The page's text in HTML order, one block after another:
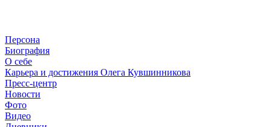
Персона
Биография
О себе
Карьера и достижения Олега Кувшинникова
Пресс-центр
Новости
Фото
Видео